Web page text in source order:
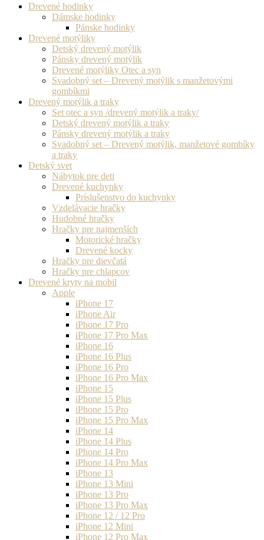
Drevené hodinky
Dámske hodinky
Pánske hodinky
Drevené motýliky
Detský drevený motýlik
Pánsky drevený motýlik
Drevené motýliky Otec a syn
Svadobný set – Drevený motýlik s manžetovými
gombíkmi
Drevený motýlik a traky
Set otec a syn /drevený motýlik a traky/
Detský drevený motýlik a traky
Pánsky drevený motýlik a traky
Svadobný set – Drevený motýlik, manžetové gombíky
a traky
Detský svet
Nábytok pre deti
Drevené kuchynky
Príslušenstvo do kuchynky
Vzdelávacie hračky
Hudobné hračky
Hračky pre najmenších
Motorické hračky
Drevené kocky
Hračky pre dievčatá
Hračky pre chlapcov
Drevené kryty na mobil
Apple
iPhone 17
iPhone Air
iPhone 17 Pro
iPhone 17 Pro Max
iPhone 16
iPhone 16 Plus
iPhone 16 Pro
iPhone 16 Pro Max
iPhone 15
iPhone 15 Plus
iPhone 15 Pro
iPhone 15 Pro Max
iPhone 14
iPhone 14 Plus
iPhone 14 Pro
iPhone 14 Pro Max
iPhone 13
iPhone 13 Mini
iPhone 13 Pro
iPhone 13 Pro Max
iPhone 12 / 12 Pro
iPhone 12 Mini
iPhone 12 Pro Max